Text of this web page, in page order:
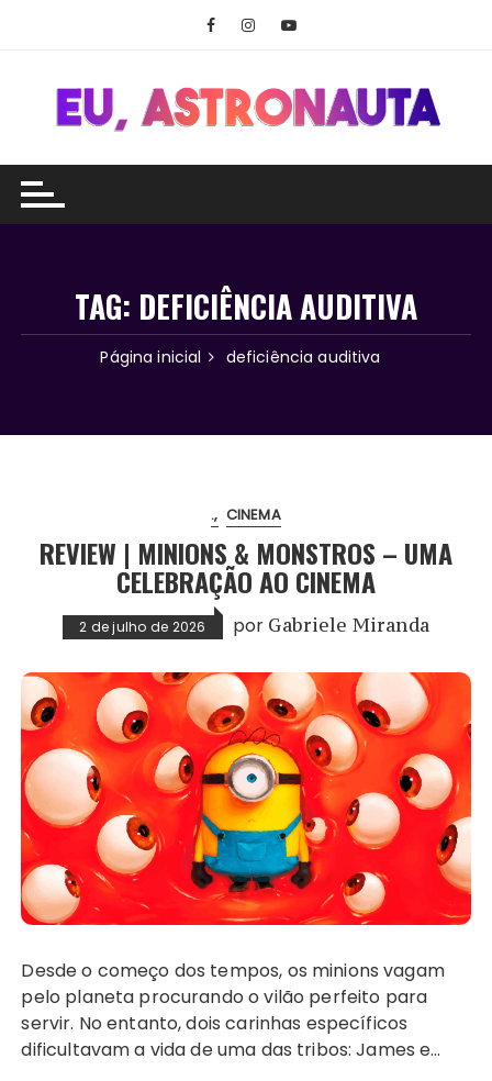
conteúdo
TAG: DEFICIÊNCIA AUDITIVA
Página inicial deficiência auditiva
. CINEMA
REVIEW | MINIONS & MONSTROS – UMA
CELEBRAÇÃO AO CINEMA
2 de julho de 2026 por Gabriele Miranda
Desde o começo dos tempos, os minions vagam
pelo planeta procurando o vilão perfeito para
servir. No entanto, dois carinhas específicos
dificultavam a vida de uma das tribos: James e…